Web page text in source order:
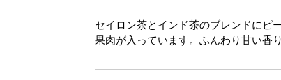
セイロン茶とインド茶のブレンドにピ
果肉が入っています。ふんわり甘い香り